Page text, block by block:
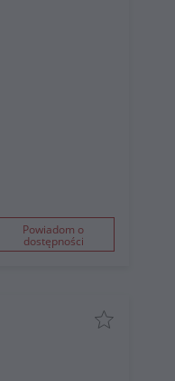
Powiadom o
dostępności